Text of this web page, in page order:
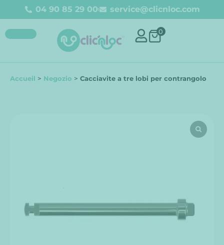
04 90 85 29 00 service@clicnloc.com
0
Accueil > Negozio > Cacciavite a tre lobi per contrangolo